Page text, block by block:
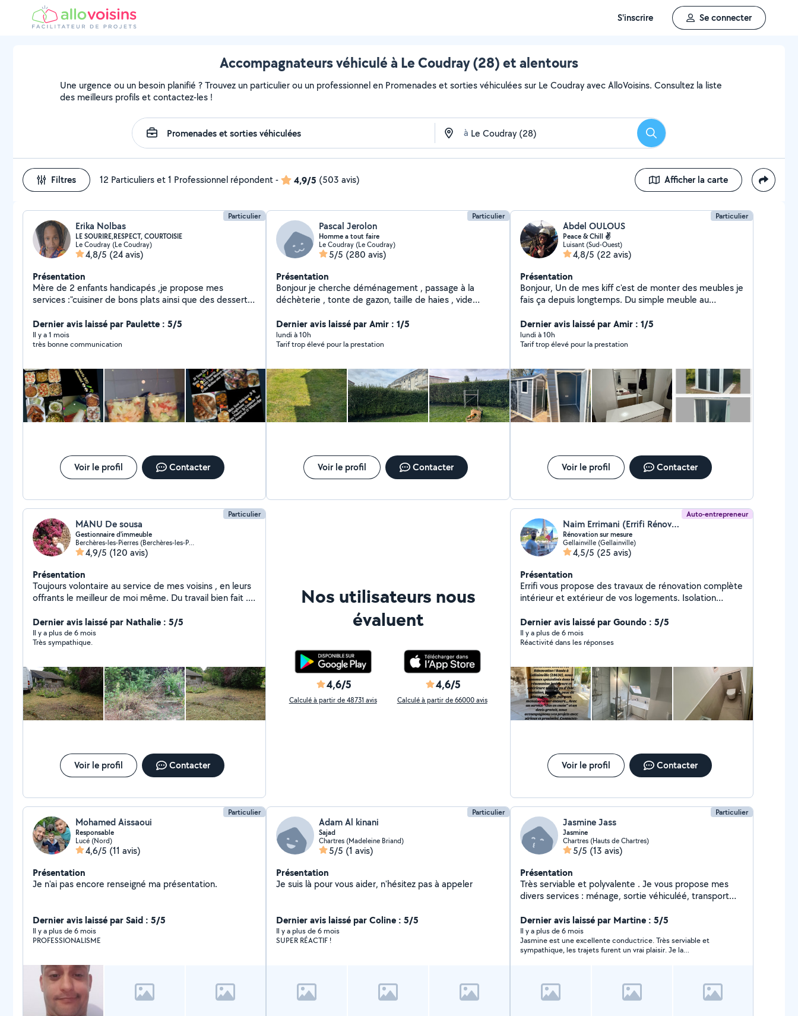
S'inscrire Se connecter
Accompagnateurs véhiculé à Le Coudray (28) et alentours
Une urgence ou un besoin planifié ? Trouvez un particulier ou un professionnel en Promenades et sorties véhiculées sur Le Coudray avec AlloVoisins. Consultez la liste
des meilleurs profils et contactez-les !
à Rechercher
Filtres 12 Particuliers et 1 Professionnel répondent- 4,9/5 (503 avis) Afficher la carte
Particulier
Erika Nolbas
LE SOURIRE,RESPECT, COURTOISIE
Le Coudray (Le Coudray)
4,8/5 (24 avis)
Présentation
Mère de 2 enfants handicapés ,je propose mes
services :"cuisiner de bons plats ainsi que des desserts,
sociale(garde,d'enfants,personnes âgées et tout ce qui
concerne leur environnement), l'hygiène très important
pour moi, dynamique,souriante.Maitre d'hôtel,
faire des courses, vous emmener pour toutes
démarches.
Dernier avis laissé par Paulette : 5/5
Il y a 1 mois
très bonne communication
Voir le profil Contacter
Particulier
Pascal Jerolon
Homme a tout faire
Le Coudray (Le Coudray)
5/5 (280 avis)
Présentation
Bonjour je cherche déménagement , passage à la
déchèterie , tonte de gazon, taille de haies , vide
Dernier avis laissé par Amir : 1/5
lundi à 10h
Tarif trop élevé pour la prestation
Voir le profil Contacter
Particulier
Abdel OULOUS
Peace & Chill ✌
Luisant (Sud-Ouest)
4,8/5 (22 avis)
Présentation
Bonjour, Un de mes kiff c'est de monter des meubles je
fais ça depuis longtemps. Du simple meuble au
d'autres domaines dans lesquels je peux répondre à
vos attentes je vous laisse les découvrir via mon profil.
Dernier avis laissé par Amir : 1/5
lundi à 10h
Tarif trop élevé pour la prestation
Voir le profil Contacter
Particulier
MANU De sousa
Gestionnaire d'immeuble
Berchères-les-Pierres (Berchères-les-Pierres)
4,9/5 (120 avis)
Présentation
Toujours volontaire au service de mes voisins , en leurs
offrants le meilleur de moi même. Du travail bien fait .
Cordialement.A bientôt.
Dernier avis laissé par Nathalie : 5/5
Il y a plus de 6 mois
Très sympathique.
Voir le profil Contacter
Nos utilisateurs nous
évaluent
4,6/5
Calculé à partir de 48731 avis
4,6/5
Calculé à partir de 66000 avis
Auto-entrepreneur
Naim Errimani (Errifi Rénovation)
Rénovation sur mesure
Gellainville (Gellainville)
4,5/5 (25 avis)
Présentation
Errifi vous propose des travaux de rénovation complète
intérieur et extérieur de vos logements. Isolation
de plaque de plâtre Création de mezzanine
Aménagement intérieur et extérieur Travaux de finition
Peinture Parquet et revêtement de sol Bardage sur
votre devis gratuit
Dernier avis laissé par Goundo : 5/5
Il y a plus de 6 mois
Réactivité dans les réponses
Voir le profil Contacter
Particulier
Mohamed Aissaoui
Responsable
Lucé (Nord)
4,6/5 (11 avis)
Présentation
Je n'ai pas encore renseigné ma présentation.
Dernier avis laissé par Said : 5/5
Il y a plus de 6 mois
PROFESSIONALISME
Particulier
Adam Al kinani
Sajad
Chartres (Madeleine Briand)
5/5 (1 avis)
Présentation
Je suis là pour vous aider, n'hésitez pas à appeler
Dernier avis laissé par Coline : 5/5
Il y a plus de 6 mois
SUPER RÉACTIF !
Particulier
Jasmine Jass
Jasmine
Chartres (Hauts de Chartres)
5/5 (13 avis)
Présentation
Très serviable et polyvalente . Je vous propose mes
divers services : ménage, sortie véhiculéé, transport
N'hésitez pas à me contacter . Merci
Dernier avis laissé par Martine : 5/5
Il y a plus de 6 mois
Jasmine est une excellente conductrice. Très serviable et
sympathique, les trajets furent un vrai plaisir. Je la